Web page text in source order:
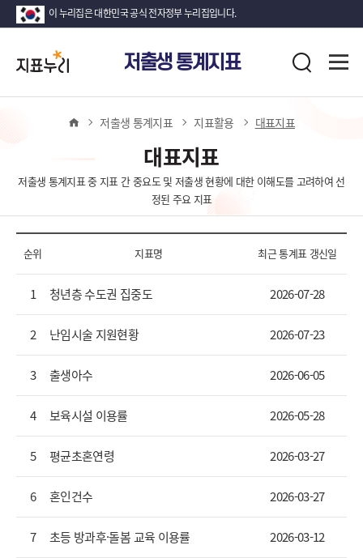
이 누리집은 대한민국 공식 전자정부 누리집입니다.
지
표
누
저출생 통계지표
검
홈 저출생 통계지표 지표활용 대표지표
대표지표
저출생 통계지표 중 지표 간 중요도 및 저출생 현황에 대한 이해도를 고려하여 선
정된 주요 지표
순위 지표명 최근 통계표 갱신일
1 청년층 수도권 집중도 2026-07-28
2 난임시술 지원현황 2026-07-23
3 출생아수 2026-06-05
4 보육시설 이용률 2026-05-28
5 평균초혼연령 2026-03-27
6 혼인건수 2026-03-27
7 초등 방과후·돌봄 교육 이용률 2026-03-12